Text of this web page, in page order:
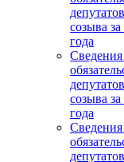
созыва
года
созыва
года